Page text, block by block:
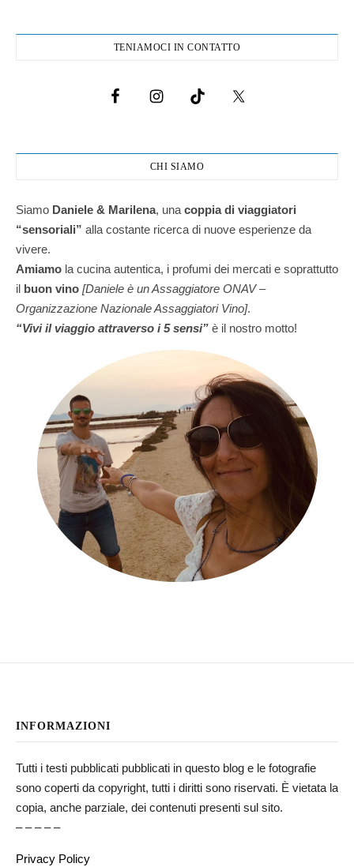
TENIAMOCI IN CONTATTO
CHI SIAMO
Siamo Daniele & Marilena, una coppia di viaggiatori
“sensoriali” alla costante ricerca di nuove esperienze da
vivere.
Amiamo la cucina autentica, i profumi dei mercati e soprattutto
il buon vino [Daniele è un Assaggiatore ONAV –
Organizzazione Nazionale Assaggiatori Vino].
“Vivi il viaggio attraverso i 5 sensi” è il nostro motto!
INFORMAZIONI
Tutti i testi pubblicati pubblicati in questo blog e le fotografie
sono coperti da copyright, tutti i diritti sono riservati. È vietata la
copia, anche parziale, dei contenuti presenti sul sito.
– – – – –
Privacy Policy